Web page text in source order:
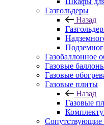
Газгольдеры
Назад
Газобаллонное
Газовые
Газовые
Газовые плиты
Назад
Газовые
Сопутствующие